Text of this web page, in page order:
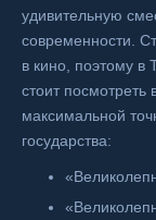
удивительную
современности.
в кино, поэтому в
стоит посмотреть
максимальной
государства: